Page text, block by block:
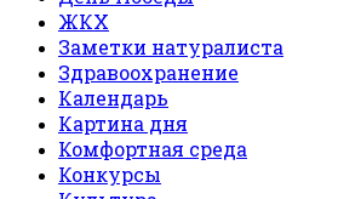
ЖКХ
Заметки натуралиста
Здравоохранение
Календарь
Картина дня
Комфортная среда
Конкурсы